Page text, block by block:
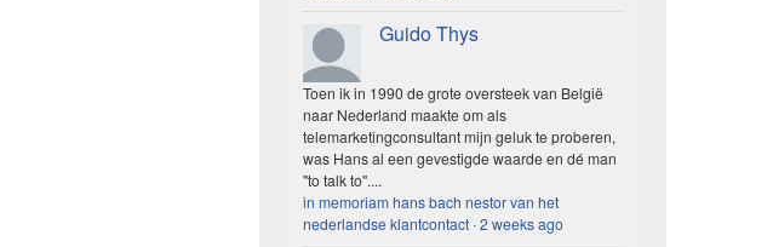
Guido Thys
Toen ik in 1990 de grote oversteek van België
naar Nederland maakte om als
telemarketingconsultant mijn geluk te proberen,
was Hans al een gevestigde waarde en dé man
"to talk to"....
in memoriam hans bach nestor van het
nederlandse klantcontact ·2 weeks ago